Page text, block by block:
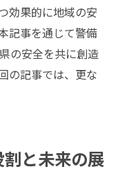
効果的に地域の安
記事を通じて警備
の安全を共に創造
の記事では、更な
と未来の展